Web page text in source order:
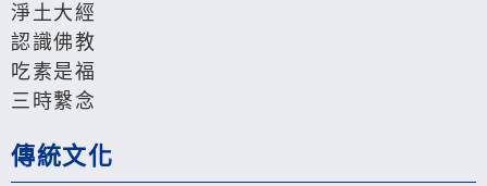
淨土大經
認識佛教
吃素是福
三時繫念
傳統文化